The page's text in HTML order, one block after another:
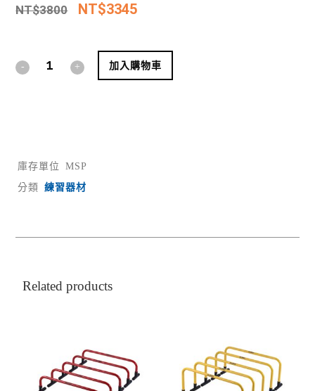
NT$3800 NT$3345
加入購物車
庫存單位
MSP
分類
練習器材
Related products